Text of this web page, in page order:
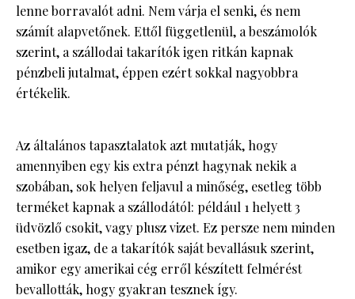
lenne borravalót adni. Nem várja el senki, és nem
számít alapvetőnek. Ettől függetlenül, a beszámolók
szerint, a szállodai takarítók igen ritkán kapnak
pénzbeli jutalmat, éppen ezért sokkal nagyobbra
értékelik.
Az általános tapasztalatok azt mutatják, hogy
amennyiben egy kis extra pénzt hagynak nekik a
szobában, sok helyen feljavul a minőség, esetleg több
terméket kapnak a szállodától: például 1 helyett 3
üdvözlő csokit, vagy plusz vizet. Ez persze nem minden
esetben igaz, de a takarítók saját bevallásuk szerint,
amikor egy amerikai cég erről készített felmérést
bevallották, hogy gyakran tesznek így.